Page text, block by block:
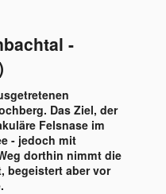
-
Das Ziel, der
Felsnase im
- jedoch mit
dorthin nimmt die
begeistert aber vor